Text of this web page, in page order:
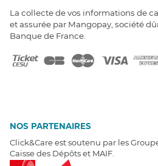
La collecte de vos informations de
et assurée par Mangopay, société
Banque de France.
NOS PARTENAIRES
Click&Care est soutenu par les
Caisse des Dépôts et MAIF.